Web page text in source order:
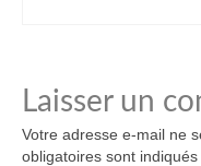
Laisser un
Votre adresse e-mail ne
obligatoires sont indiqués